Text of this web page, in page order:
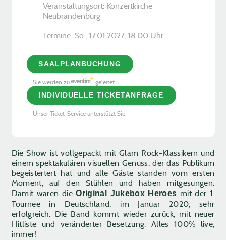
Die Show ist vollgepackt mit Glam Rock-Klassikern und
einem spektakulären visuellen Genuss, der das Publikum
begeistertert hat und alle Gäste standen vom ersten
Moment, auf den Stühlen und haben mitgesungen.
Damit waren dieOriginal Jukebox Heroes mit der 1.
Tournee in Deutschland, im Januar 2020, sehr
erfolgreich. Die Band kommt wieder zurück, mit neuer
Hitliste und veränderter Besetzung. Alles 100% live,
immer!
Veranstaltungsort: Konzertkirche
Neubrandenburg
Termine: So., 17.01.2027, ­18:00 Uhr
SAALPLANBUCHUNG
Sie werden zu geleitet
INDIVIDUELLE TICKETANFRAGE
Unser Ticket-Service unterstützt Sie.